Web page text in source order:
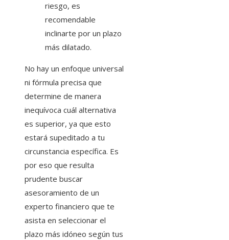
riesgo, es
recomendable
inclinarte por un plazo
más dilatado.
No hay un enfoque universal
ni fórmula precisa que
determine de manera
inequívoca cuál alternativa
es superior, ya que esto
estará supeditado a tu
circunstancia específica. Es
por eso que resulta
prudente buscar
asesoramiento de un
experto financiero que te
asista en seleccionar el
plazo más idóneo según tus